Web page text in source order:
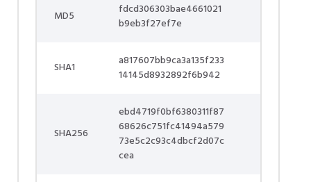
MD5
fdcd306303bae4661021
b9eb3f27ef7e
SHA1
a817607bb9ca3a135f233
14145d8932892f6b942
SHA256
ebd4719f0bf6380311f87
68626c751fc41494a579
73e5c2c93c4dbcf2d07c
cea